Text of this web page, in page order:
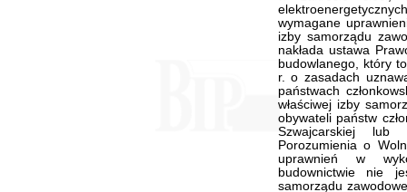
wymagane
izby samorządu
nakłada ustawa
budowlanego, który
r. o zasadach
państwach
właściwej izby
obywateli państw
Szwajcarskiej lub
Porozumienia o
uprawnień w
budownictwie nie
samorządu